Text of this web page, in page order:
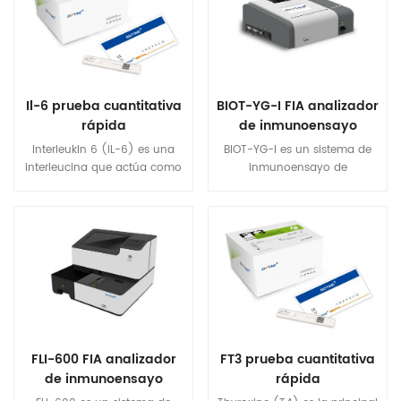
hidroxilasa. Médicos mundial
Mida este metabolito para
determinar un PACIENTE
Vitamina D Estado.
se utiliza principalmente para
detectar myo Cantidad en
suero humano y plasma
Il-6 prueba cuantitativa
rápida
Interleukin 6 (IL-6) es una
interleucina que actúa como
Osteoblastas Secrete IL-6
Estimular el osteoclasto
Formación. Las células
musculares lisas en los
medios de túnica de muchos
proinflamatorio CYTOKINE.
BIOT-YG-I FIA analizador
de inmunoensayo
(fluorescencia
inmunoensayo
BIOT-YG-I es un sistema de
inmunoensayo de
cuantitativoconcentración de
un objetivo analito en sangre
humana y en la orina.
FLI-600 FIA analizador
de inmunoensayo
FT3 prueba cuantitativa
rápida